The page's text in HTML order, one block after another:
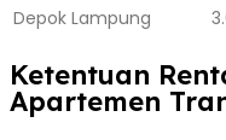
Depok Lampung
Ketentuan
Apartemen